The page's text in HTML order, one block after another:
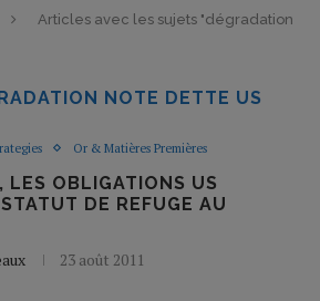
Articles avec les sujets "dégradation
NOTE DETTE US
Or & Matières Premières
LES OBLIGATIONS US
DE REFUGE AU
23 août 2011